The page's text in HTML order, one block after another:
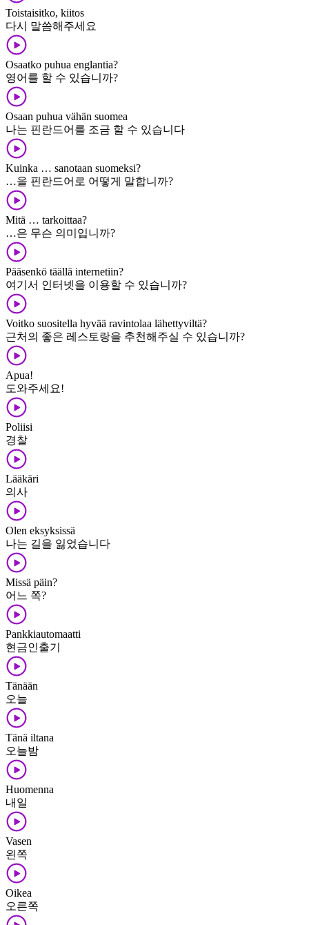
Toistaisitko, kiitos
다시 말씀해주세요
Osaatko puhua englantia?
영어를 할 수 있습니까?
Osaan puhua vähän suomea
나는 핀란드어를 조금 할 수 있습니다
Kuinka … sanotaan suomeksi?
…을 핀란드어로 어떻게 말합니까?
Mitä … tarkoittaa?
…은 무슨 의미입니까?
Pääsenkö täällä internetiin?
여기서 인터넷을 이용할 수 있습니까?
Voitko suositella hyvää ravintolaa lähettyviltä?
근처의 좋은 레스토랑을 추천해주실 수 있습니까?
Apua!
도와주세요!
Poliisi
경찰
Lääkäri
의사
Olen eksyksissä
나는 길을 잃었습니다
Missä päin?
어느 쪽?
Pankkiautomaatti
현금인출기
Tänään
오늘
Tänä iltana
오늘밤
Huomenna
내일
Vasen
왼쪽
Oikea
오른쪽